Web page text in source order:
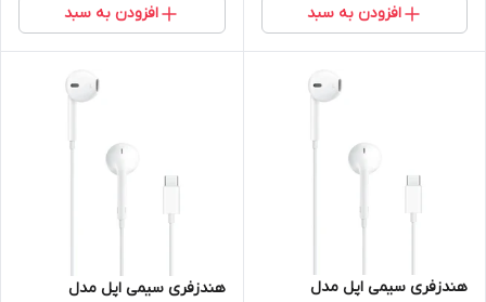
افزودن به سبد افزودن به سبد
هندزفری سیمی اپل مدل
هندزفری سیمی اپل مدل